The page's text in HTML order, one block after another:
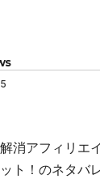
消アフィリエ
ト！のネタバ